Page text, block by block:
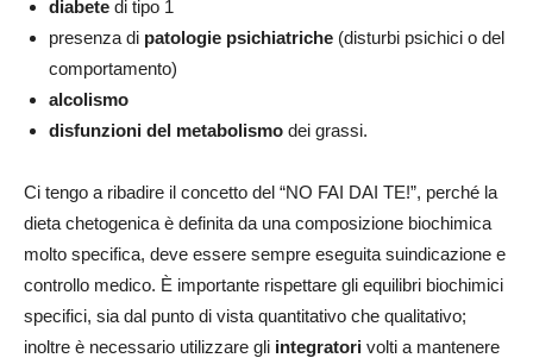
diabete di tipo 1
presenza di patologie psichiatriche (disturbi psichici o del
comportamento)
alcolismo
disfunzioni del metabolismo dei grassi.
Ci tengo a ribadire il concetto del “NO FAI DAI TE!”, perché la
dieta chetogenica è definita da una composizione biochimica
molto specifica, deve essere sempre eseguita suindicazione e
controllo medico. È importante rispettare gli equilibri biochimici
specifici, sia dal punto di vista quantitativo che qualitativo;
inoltre è necessario utilizzare gli integratori volti a mantenere